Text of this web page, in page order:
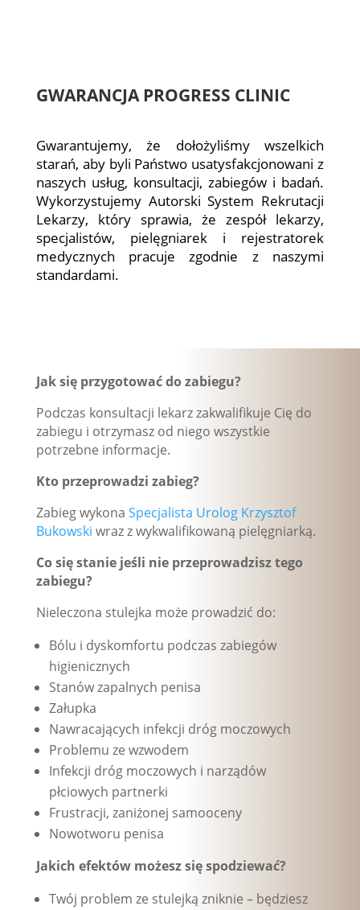
GWARANCJA PROGRESS CLINIC
Gwarantujemy, że dołożyliśmy wszelkich
starań, aby byli Państwo usatysfakcjonowani z
naszych usług, konsultacji, zabiegów i badań.
Wykorzystujemy Autorski System Rekrutacji
Lekarzy, który sprawia, że zespół lekarzy,
specjalistów, pielęgniarek i rejestratorek
medycznych pracuje zgodnie z naszymi
standardami.
Jak się przygotować do zabiegu?
Podczas konsultacji lekarz zakwalifikuje Cię do
zabiegu i otrzymasz od niego wszystkie
potrzebne informacje.
Kto przeprowadzi zabieg?
Zabieg wykona Specjalista Urolog Krzysztof
Bukowski wraz z wykwalifikowaną pielęgniarką.
Co się stanie jeśli nie przeprowadzisz tego
zabiegu?
Nieleczona stulejka może prowadzić do:
Bólu i dyskomfortu podczas zabiegów
higienicznych
Stanów zapalnych penisa
Załupka
Nawracających infekcji dróg moczowych
Problemu ze wzwodem
Infekcji dróg moczowych i narządów
płciowych partnerki
Frustracji, zaniżonej samooceny
Nowotworu penisa
Jakich efektów możesz się spodziewać?
Twój problem ze stulejką zniknie – będziesz